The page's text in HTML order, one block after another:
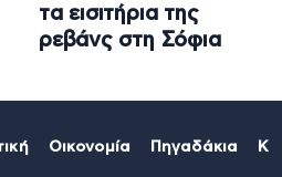
τα εισιτήρια της
ρεβάνς στη Σόφια
Οικονομία Πηγαδάκια